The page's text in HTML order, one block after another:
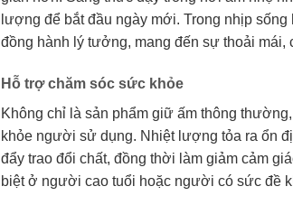
lượng để bắt đầu ngày mới. Trong nhịp
đồng hành lý tưởng, mang đến sự thoải mái,
Hỗ trợ chăm sóc sức khỏe
Không chỉ là sản phẩm giữ ấm thông
khỏe người sử dụng. Nhiệt lượng tỏa ra ổn
đẩy trao đổi chất, đồng thời làm giảm cảm
biệt ở người cao tuổi hoặc người có sức đề